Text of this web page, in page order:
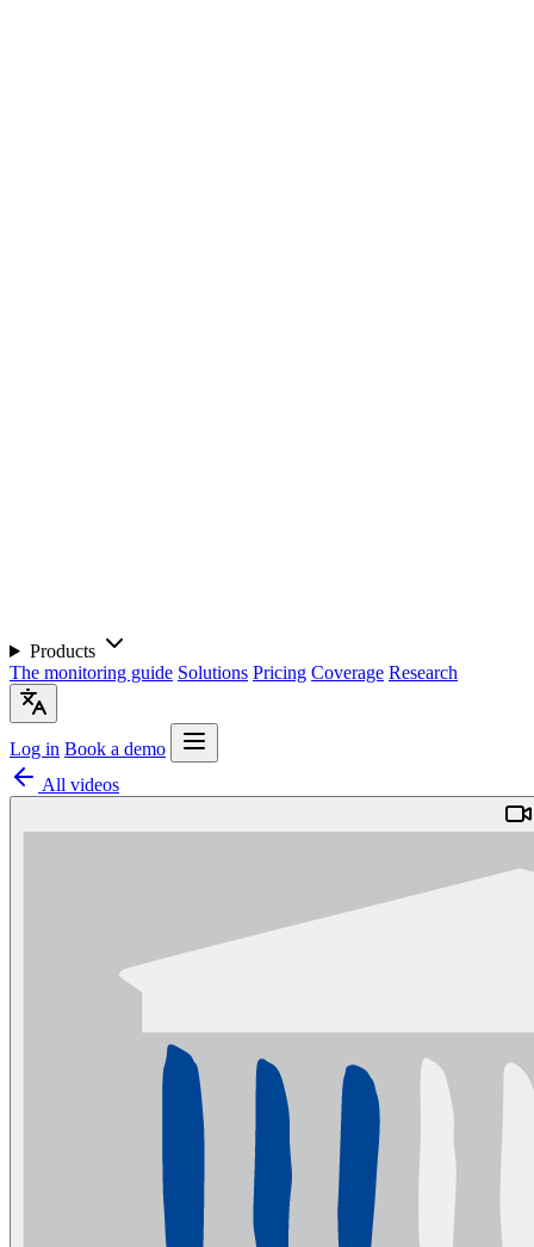
Products
The monitoring guide Solutions Pricing Coverage Research
Log in Book a demo
All videos